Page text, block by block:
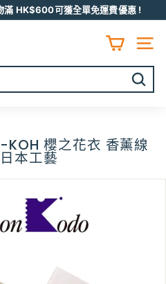
滿 HK$600可獲全單免運費優惠 !
網頁
開
KOH 櫻之花衣 香薰線
本工藝